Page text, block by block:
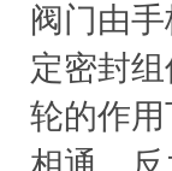
阀门由
定密封
轮的作